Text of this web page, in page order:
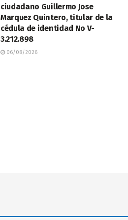
ciudadano Guillermo Jose
Marquez Quintero, titular de la
cédula de identidad No V-
3.212.898
06/08/2026